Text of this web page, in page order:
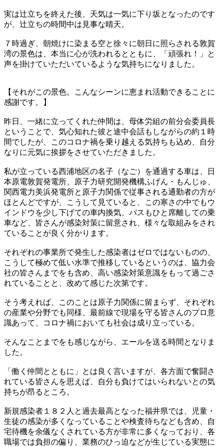
実は辻立ちを終えた後、天気は一気に下り坂となったのです
が、辻立ちの時間中は見事な晴天。
７時過ぎ、朝焼けに染まる空と徐々に朝日に照らされる敦賀
湾の景色は、本当に心が洗われるとともに、「頑張れ！」と
声を掛けていただいているような気持ちになりました。
【それがこの景色。こんなシーンに恵まれ活動できることに
感謝です。】
昨日、一緒に立ってくれた仲間は、母体労組の前分会委員長
ということで、気心知れた彼と途中会話もしながらの約１時
間でしたが、このコロナ禍を乗り越える気持ちも込め、自分
なりに元気に挨拶をさせていただきました。
私が立っている西浦地区の名子（なご）を通過する車は、日
本原電敦賀発電所、原子力研究開発機構ふげん・もんじゅ、
関西電力美浜発電所と原子力関係で従事される通勤者の方が
ほとんどですが、こうして見ていると、この寒さの中でもウ
インドウを少し下げての車内換気、バスもひと席離しての乗
車など、皆さんが感染対策に留意され、様々な取組みをされ
ていることが良く分かります。
それぞれの事業所で発生した感染者はゼロではないものの、
こうして極めて低い水準で推移しているというのは、協力会
社の皆さんまでをも含め、高い感染対策意識をもって過ごさ
れていることと、改めて感じた次第です。
そう考えれば、このことは原子力関係に留まらず、それぞれ
の産業や分野でも同様、最前線で現場を守る皆さんのプロ意
識あって、コロナ禍においても社会は成り立っている。
そんなことまでをも感じながら、エールを送る時間となりま
した。
「働く仲間とともに」とは良く言いますが、各方面で奮闘さ
れている皆さんを思えば、自分も負けてはいられないとの気
持ちが昂るところ。
新規感染者１８２人と過去最高となった福井県では、児童・
生徒の感染が多くなっていることや検査待ちなども含め、自
宅待機を余儀なくされている方が非常に多くなっており、各
職場では負担の偏り、業務のひっ迫などが生じている実態に